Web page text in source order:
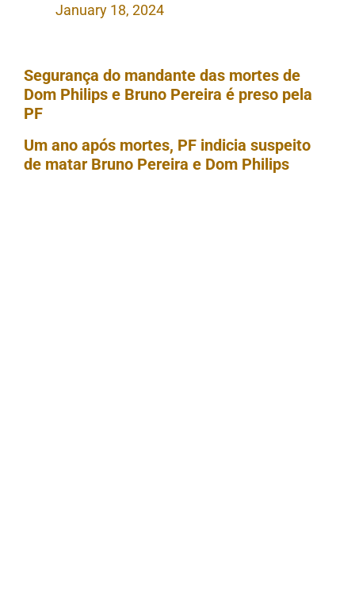
January 18, 2024
Segurança do mandante das mortes de
Dom Philips e Bruno Pereira é preso pela
PF
Um ano após mortes, PF indicia suspeito
de matar Bruno Pereira e Dom Philips